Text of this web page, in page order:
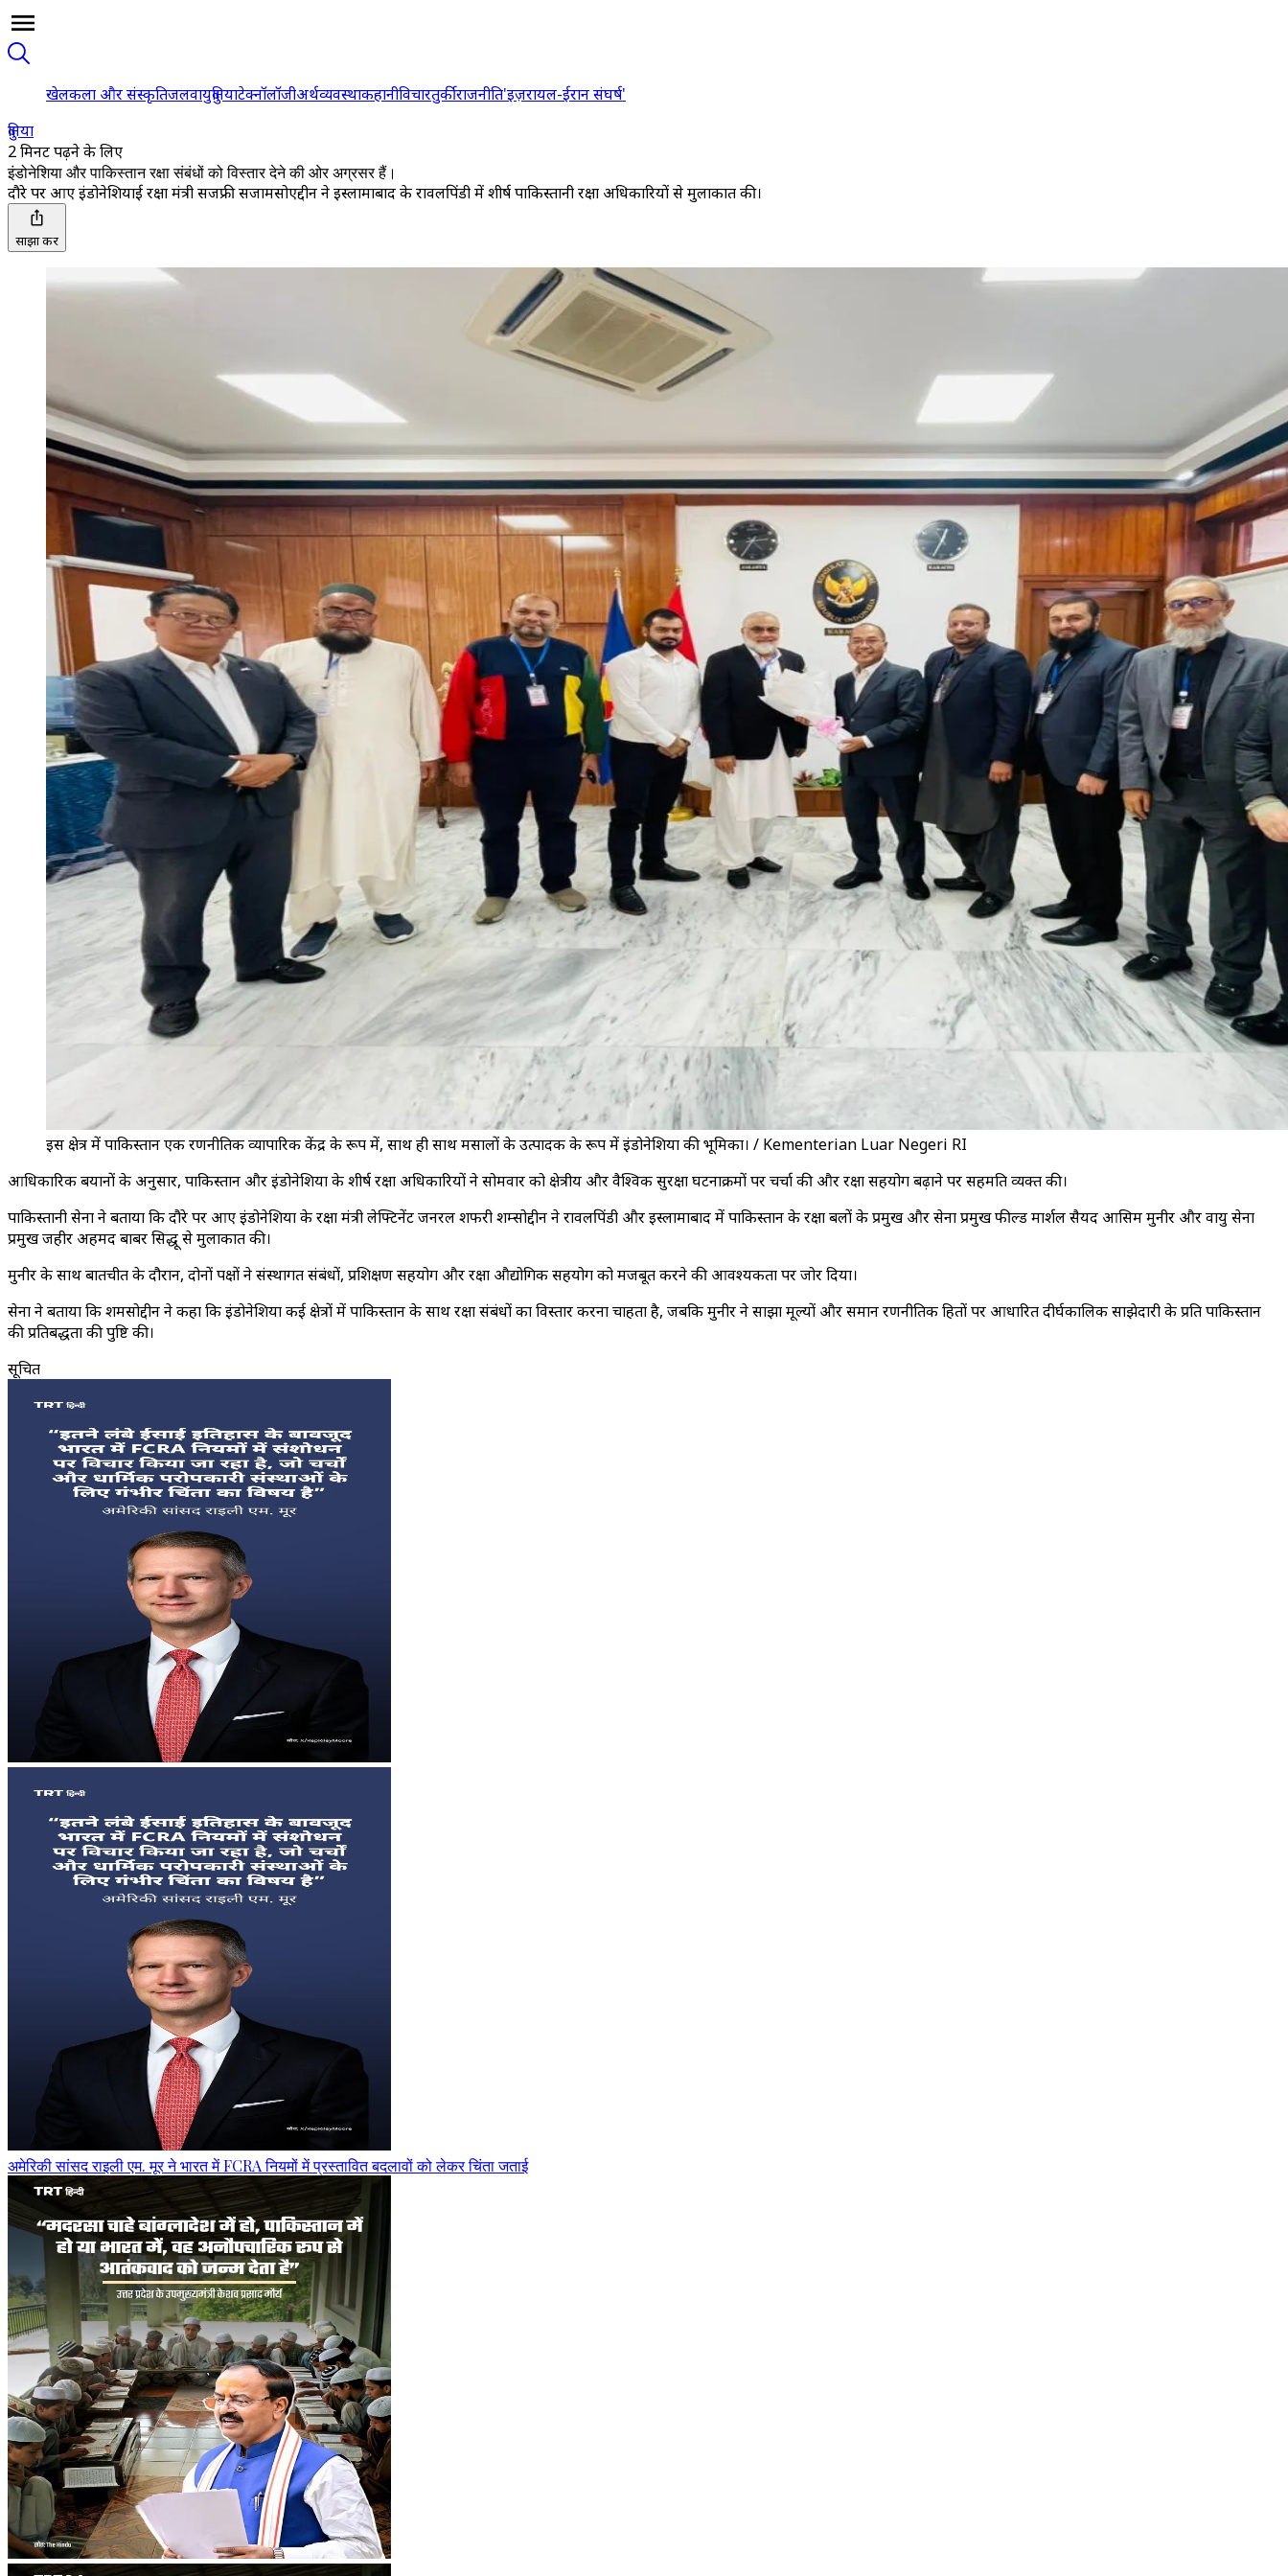
खेलकला और संस्कृतिजलवायुदुनियाटेक्नॉलॉजीअर्थव्यवस्थाकहानीविचारतुर्कीराजनीति'इज़रायल-ईरान संघर्ष'
दुनिया
2 मिनट पढ़ने के लिए
इंडोनेशिया और पाकिस्तान रक्षा संबंधों को विस्तार देने की ओर अग्रसर हैं।
दौरे पर आए इंडोनेशियाई रक्षा मंत्री सजफ्री सजामसोएद्दीन ने इस्लामाबाद के रावलपिंडी में शीर्ष पाकिस्तानी रक्षा अधिकारियों से मुलाकात की।
साझा करें
इस क्षेत्र में पाकिस्तान एक रणनीतिक व्यापारिक केंद्र के रूप में, साथ ही साथ मसालों के उत्पादक के रूप में इंडोनेशिया की भूमिका। / Kementerian Luar Negeri RI
आधिकारिक बयानों के अनुसार, पाकिस्तान और इंडोनेशिया के शीर्ष रक्षा अधिकारियों ने सोमवार को क्षेत्रीय और वैश्विक सुरक्षा घटनाक्रमों पर चर्चा की और रक्षा सहयोग बढ़ाने पर सहमति व्यक्त की।
पाकिस्तानी सेना ने बताया कि दौरे पर आए इंडोनेशिया के रक्षा मंत्री लेफ्टिनेंट जनरल शफरी शम्सोद्दीन ने रावलपिंडी और इस्लामाबाद में पाकिस्तान के रक्षा बलों के प्रमुख और सेना प्रमुख फील्ड मार्शल सैयद आसिम मुनीर और वायु सेना
प्रमुख जहीर अहमद बाबर सिद्धू से मुलाकात की।
मुनीर के साथ बातचीत के दौरान, दोनों पक्षों ने संस्थागत संबंधों, प्रशिक्षण सहयोग और रक्षा औद्योगिक सहयोग को मजबूत करने की आवश्यकता पर जोर दिया।
सेना ने बताया कि शमसोद्दीन ने कहा कि इंडोनेशिया कई क्षेत्रों में पाकिस्तान के साथ रक्षा संबंधों का विस्तार करना चाहता है, जबकि मुनीर ने साझा मूल्यों और समान रणनीतिक हितों पर आधारित दीर्घकालिक साझेदारी के प्रति पाकिस्तान
की प्रतिबद्धता की पुष्टि की।
सूचित
अमेरिकी सांसद राइली एम. मूर ने भारत में FCRA नियमों में प्रस्तावित बदलावों को लेकर चिंता जताई